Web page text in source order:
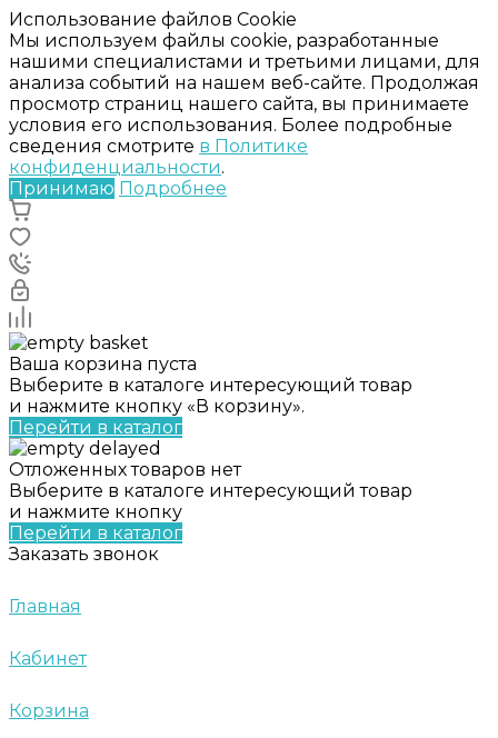
Использование файлов Cookie
Мы используем файлы cookie, разработанные
нашими специалистами и третьими лицами, для
анализа событий на нашем веб-сайте. Продолжая
просмотр страниц нашего сайта, вы принимаете
условия его использования. Более подробные
сведения смотрите в Политике
конфиденциальности.
Принимаю Подробнее
Ваша корзина пуста
Выберите в каталоге интересующий товар
и нажмите кнопку «В корзину».
Перейти в каталог
Отложенных товаров нет
Выберите в каталоге интересующий товар
и нажмите кнопку
Перейти в каталог
Заказать звонок
Главная
Кабинет
Корзина